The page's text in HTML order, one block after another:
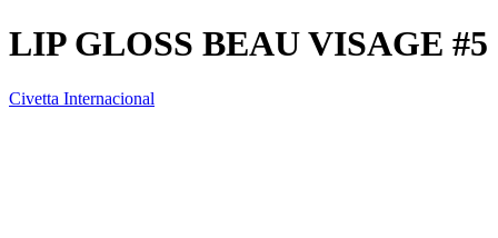
LIP GLOSS BEAU VISAGE #5
Civetta Internacional